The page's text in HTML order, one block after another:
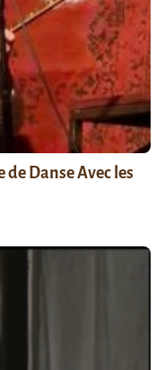
Danse Avec les